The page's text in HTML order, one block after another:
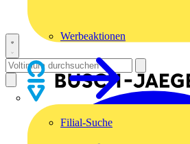
Werbeaktionen
Filial-Suche